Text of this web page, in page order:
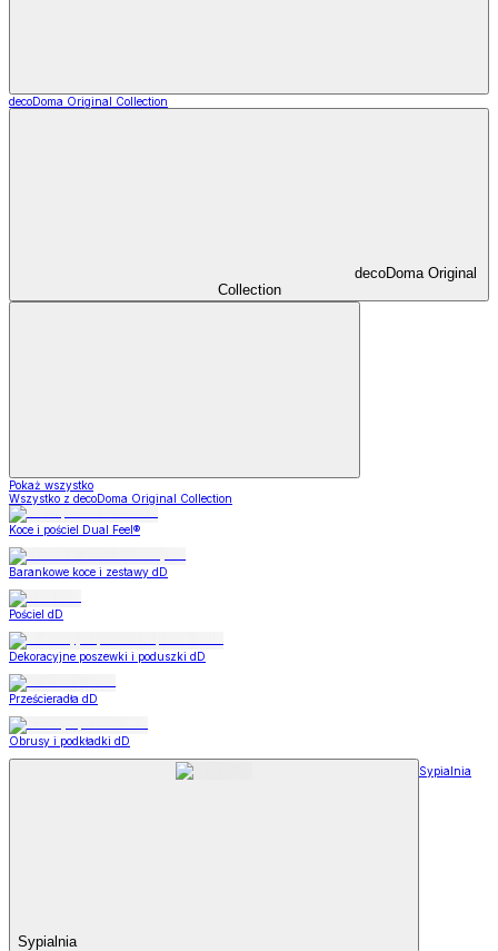
decoDoma Original Collection
decoDoma Original
Collection
Pokaż wszystko
Wszystko z decoDoma Original Collection
Koce i pościel Dual Feel®
Barankowe koce i zestawy dD
Pościel dD
Dekoracyjne poszewki i poduszki dD
Prześcieradła dD
Obrusy i podkładki dD
Sypialnia
Sypialnia